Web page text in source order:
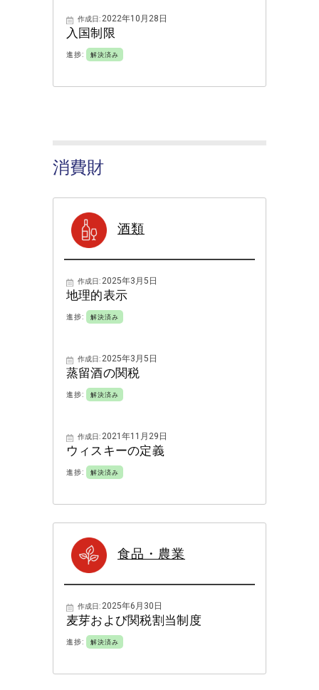
作成日:2022年10月28日
入国制限
進捗: 解決済み
消費財
酒類
作成日:2025年3月5日
地理的表示
進捗: 解決済み
作成日:2025年3月5日
蒸留酒の関税
進捗: 解決済み
作成日:2021年11月29日
ウィスキーの定義
進捗: 解決済み
食品・農業
作成日:2025年6月30日
麦芽および関税割当制度
進捗: 解決済み